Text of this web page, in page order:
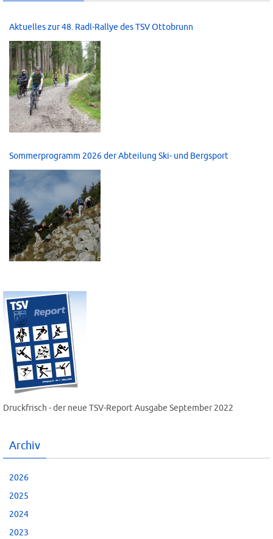
Aktuelles zur 48. Radl-Rallye des TSV Ottobrunn
Sommerprogramm 2026 der Abteilung Ski- und Bergsport
Druckfrisch - der neue TSV-Report Ausgabe September 2022
Archiv
2026
2025
2024
2023